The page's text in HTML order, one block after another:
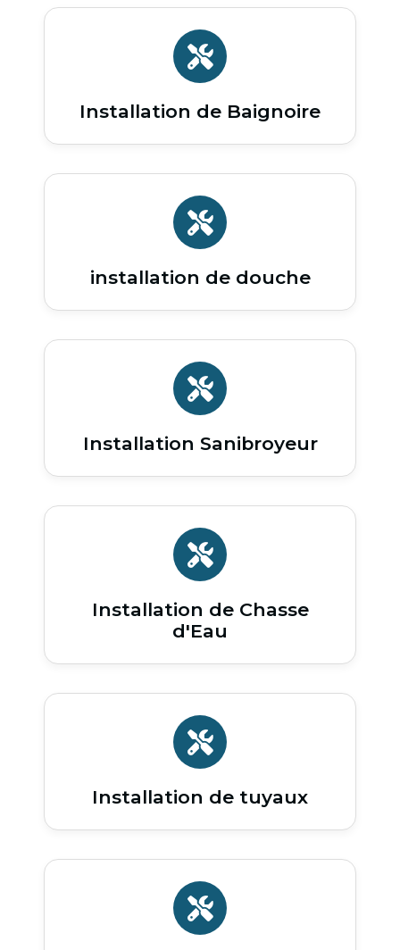
Installation de Baignoire
installation de douche
Installation Sanibroyeur
Installation de Chasse
d'Eau
Installation de tuyaux